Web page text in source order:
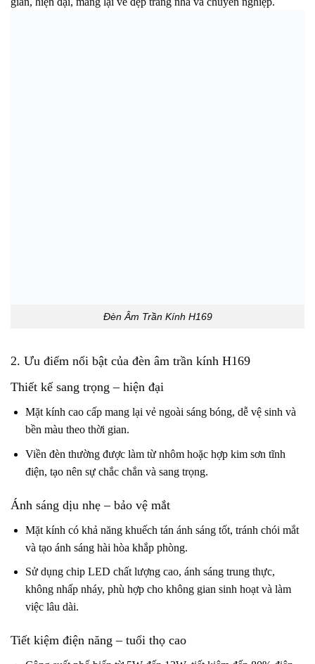
Đèn Âm Trần Kính H169
2. Ưu điểm nổi bật của đèn âm trần kính H169
Thiết kế sang trọng – hiện đại
Mặt kính cao cấp mang lại vẻ ngoài sáng bóng, dễ vệ sinh và
bền màu theo thời gian.
Viền đèn thường được làm từ nhôm hoặc hợp kim sơn tĩnh
điện, tạo nên sự chắc chắn và sang trọng.
Ánh sáng dịu nhẹ – bảo vệ mắt
Mặt kính có khả năng khuếch tán ánh sáng tốt, tránh chói mắt
và tạo ánh sáng hài hòa khắp phòng.
Sử dụng chip LED chất lượng cao, ánh sáng trung thực,
không nhấp nháy, phù hợp cho không gian sinh hoạt và làm
việc lâu dài.
Tiết kiệm điện năng – tuổi thọ cao